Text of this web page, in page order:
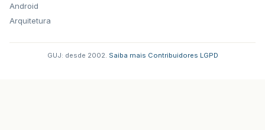
Android
Arquitetura
GUJ: desde 2002. Saiba mais Contribuidores LGPD